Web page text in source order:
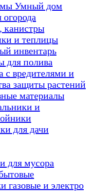
Умный дом
канистры
и теплицы
инвентарь
для полива
с вредителями и
защиты растений
материалы
и
для дачи
для мусора
газовые и электро